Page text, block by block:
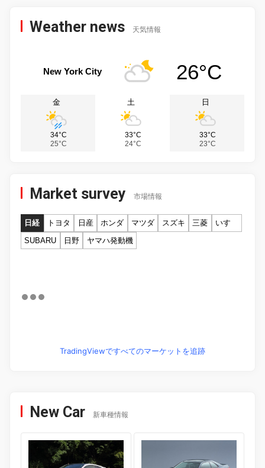
Weather news 天気情報
New York City 26°C
金
34°C
25°C
土
33°C
24°C
日
33°C
23°C
Market survey 市場情報
日経 トヨタ 日産 ホンダ マツダ スズキ 三菱
いすゞ
SUBARU
日野 ヤマハ発動機
TradingViewですべてのマーケットを追跡
New Car 新車種情報